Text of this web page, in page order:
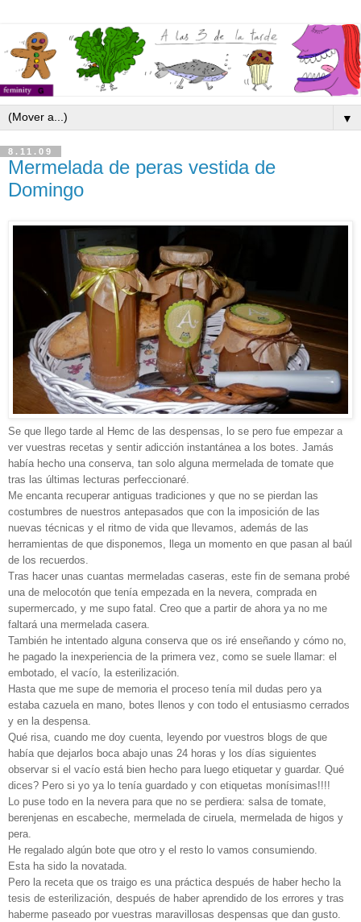
▼
8.11.09
Mermelada de peras vestida de
Domingo
Se que llego tarde al Hemc de las despensas, lo se pero fue empezar a
ver vuestras recetas y sentir adicción instantánea a los botes. Jamás
había hecho una conserva, tan solo alguna mermelada de tomate que
tras las últimas lecturas perfeccionaré.
Me encanta recuperar antiguas tradiciones y que no se pierdan las
costumbres de nuestros antepasados que con la imposición de las
nuevas técnicas y el ritmo de vida que llevamos, además de las
herramientas de que disponemos, llega un momento en que pasan al baúl
de los recuerdos.
Tras hacer unas cuantas mermeladas caseras, este fin de semana probé
una de melocotón que tenía empezada en la nevera, comprada en
supermercado, y me supo fatal. Creo que a partir de ahora ya no me
faltará una mermelada casera.
También he intentado alguna conserva que os iré enseñando y cómo no,
he pagado la inexperiencia de la primera vez, como se suele llamar: el
embotado, el vacío, la esterilización.
Hasta que me supe de memoria el proceso tenía mil dudas pero ya
estaba cazuela en mano, botes llenos y con todo el entusiasmo cerrados
y en la despensa.
Qué risa, cuando me doy cuenta, leyendo por vuestros blogs de que
había que dejarlos boca abajo unas 24 horas y los días siguientes
observar si el vacío está bien hecho para luego etiquetar y guardar. Qué
dices? Pero si yo ya lo tenía guardado y con etiquetas monísimas!!!!
Lo puse todo en la nevera para que no se perdiera: salsa de tomate,
berenjenas en escabeche, mermelada de ciruela, mermelada de higos y
pera.
He regalado algún bote que otro y el resto lo vamos consumiendo.
Esta ha sido la novatada.
Pero la receta que os traigo es una práctica después de haber hecho la
tesis de esterilización, después de haber aprendido de los errores y tras
haberme paseado por vuestras maravillosas despensas que dan gusto.